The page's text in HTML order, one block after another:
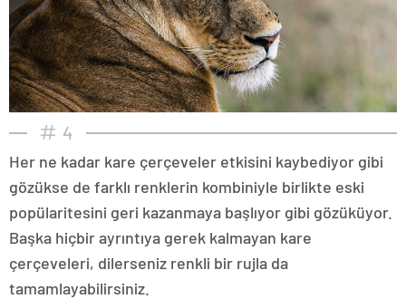
4
Her ne kadar kare çerçeveler etkisini kaybediyor gibi
gözükse de farklı renklerin kombiniyle birlikte eski
popülaritesini geri kazanmaya başlıyor gibi gözüküyor.
Başka hiçbir ayrıntıya gerek kalmayan kare
çerçeveleri, dilerseniz renkli bir rujla da
tamamlayabilirsiniz.